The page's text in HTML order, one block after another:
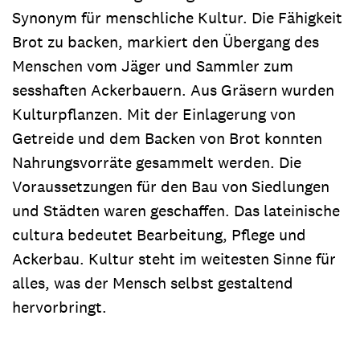
Synonym für menschliche Kultur. Die Fähigkeit
Brot zu backen, markiert den Übergang des
Menschen vom Jäger und Sammler zum
sesshaften Ackerbauern. Aus Gräsern wurden
Kulturpflanzen. Mit der Einlagerung von
Getreide und dem Backen von Brot konnten
Nahrungsvorräte gesammelt werden. Die
Voraussetzungen für den Bau von Siedlungen
und Städten waren geschaffen. Das lateinische
cultura bedeutet Bearbeitung, Pflege und
Ackerbau. Kultur steht im weitesten Sinne für
alles, was der Mensch selbst gestaltend
hervorbringt.